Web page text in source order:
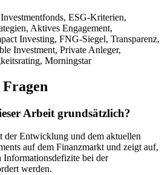
ESG-Kriterien,
Aktives Engagement,
Investing, FNG-Siegel, Transparenz,
Investment, Private Anleger,
Morningstar
Arbeit grundsätzlich?
der Entwicklung und dem aktuellen
auf dem Finanzmarkt und zeigt auf,
bei der
werden.